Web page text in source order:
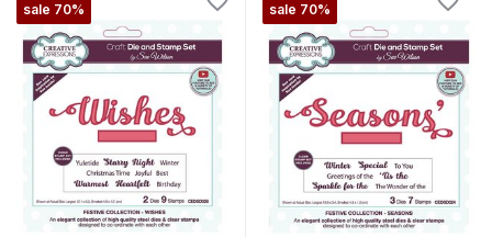
sale 70% sale 70%